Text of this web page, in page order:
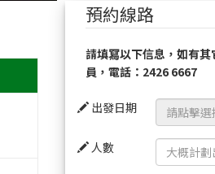
預約線路
請填冩以下信息，如有
員，電話：2426 6667
出發日期
人數